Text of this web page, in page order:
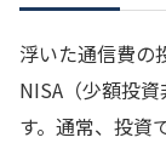
浮いた通信費の
NISA（少額投
す。通常、投資